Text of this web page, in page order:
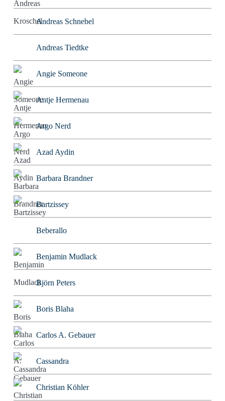
Andreas Schnebel
Andreas Tiedtke
Angie Someone
Antje Hermenau
Argo Nerd
Azad Aydin
Barbara Brandner
Bartzissey
Beberallo
Benjamin Mudlack
Björn Peters
Boris Blaha
Carlos A. Gebauer
Cassandra
Christian Köhler